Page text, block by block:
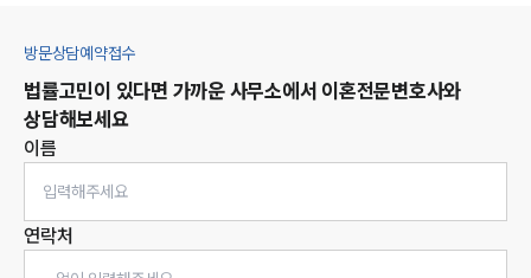
방문상담예약접수
법률고민이 있다면 가까운 사무소에서 이혼전문변호사와
상담해보세요
이름
연락처